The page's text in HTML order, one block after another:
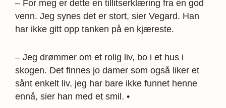
– For meg er dette en tillitserklæring fra en god
venn. Jeg synes det er stort, sier Vegard. Han
har ikke gitt opp tanken på en kjæreste.
– Jeg drømmer om et rolig liv, bo i et hus i
skogen. Det finnes jo damer som også liker et
sånt enkelt liv, jeg har bare ikke funnet henne
ennå, sier han med et smil. •